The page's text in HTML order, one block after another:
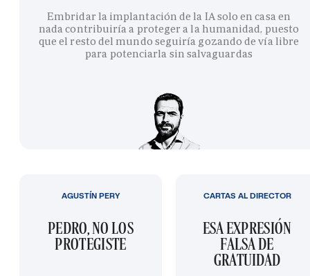
Embridar la implantación de la IA solo en casa en
nada contribuiría a proteger a la humanidad, puesto
que el resto del mundo seguiría gozando de vía libre
para potenciarla sin salvaguardas
PEDRO, NO LOS
PROTEGISTE
AGUSTÍN PERY
ESA EXPRESIÓN
FALSA DE
GRATUIDAD
CARTAS AL DIRECTOR